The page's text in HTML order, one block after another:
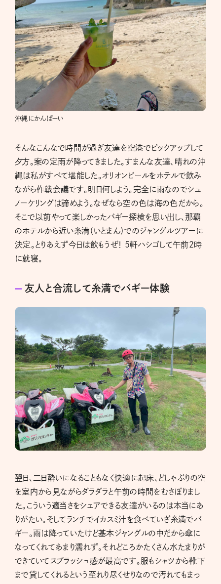
沖縄にかんぱーい
そんなこんなで時間が過ぎ友達を空港でピックアップして
夕方。案の定雨が降ってきました。すまんな友達、晴れの沖
縄は私がすべて堪能した。オリオンビールをホテルで飲み
ながら作戦会議です。明日何しよう。完全に雨なのでシュ
ノーケリングは諦めよう。なぜなら空の色は海の色だから。
そこで以前やって楽しかったバギー探検を思い出し、那覇
のホテルから近い糸満（いとまん）でのジャングルツアーに
決定。とりあえず今日は飲もうぜ！ 5軒ハシゴして午前2時
に就寝。
友人と合流して糸満でバギー体験
翌日、二日酔いになることもなく快適に起床、どしゃぶりの空
を室内から見ながらダラダラと午前の時間をむさぼりまし
た。こういう適当さをシェアできる友達がいるのは本当にあ
りがたい。そしてランチでイカスミ汁を食べていざ糸満でバ
ギー。雨は降っていたけど基本ジャングルの中だから傘に
なってくれてあまり濡れず。それどころかたくさん水たまりが
できていてスプラッシュ感が最高です。服もシャツから靴下
まで貸してくれるという至れり尽くせりなので汚れてもまっ